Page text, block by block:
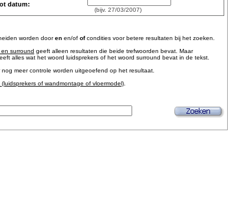
datum:
(bijv. 27/03/2007)
worden dooren en/of ofcondities voor betere resultaten bij het zoeken.
surround geeft alleen resultaten die beide trefwoorden bevat. Maar
alles wat het woord luidsprekers of het woord surround bevat in de tekst.
nog meer controle worden uitgeoefend op het resultaat.
of wandmontage of vloermodel)